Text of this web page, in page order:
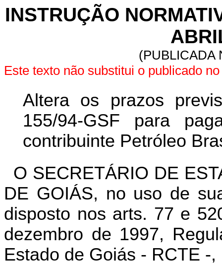
INSTRUÇÃO
(PUBLICADA
Este texto não substitui o publicado
Altera os prazos
155/94-GSF para
contribuinte Petróleo
O SECRETÁRIO DE
DE GOIÁS, no uso de
disposto nos arts. 77 e
dezembro de 1997,
Estado de Goiás - RCTE -